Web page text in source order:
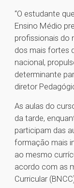
“O estudante
Ensino Médio
profissionais do
dos mais fortes
nacional,
determinante
diretor
As aulas do
da tarde,
participam das
formação mais
ao mesmo
acordo com as
Curricular